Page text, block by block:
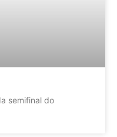
semifinal do